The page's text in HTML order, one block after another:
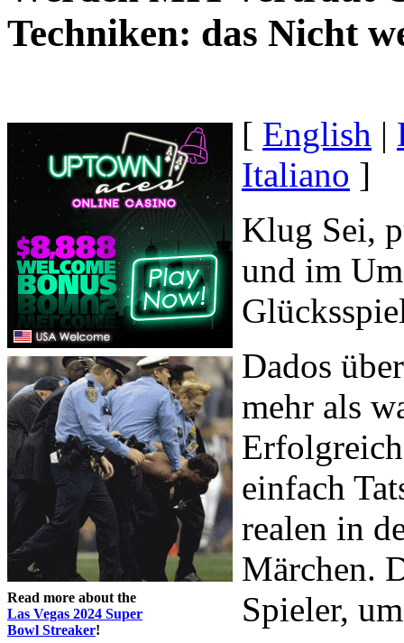
Techniken: das Nicht
Read more about the
Las Vegas 2024 Super
Bowl Streaker!
[ English |
Italiano ]
Klug Sei,
und im
Dados
mehr als
einfach
realen in
Märchen.
Spieler,